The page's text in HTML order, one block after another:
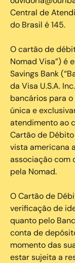
Central de
do Brasil é 145.
O cartão de
Nomad Visa”) é
Savings Bank
da Visa U.S.A.
bancários para
única e
atendimento ao
Cartão de
vista americana
associação com
pela Nomad.
O Cartão de
verificação de
quanto pelo
conta de
momento das
estar sujeita a